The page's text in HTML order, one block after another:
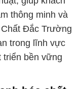
thông minh và
Đắc Trường
trong lĩnh vực
triển bền vững